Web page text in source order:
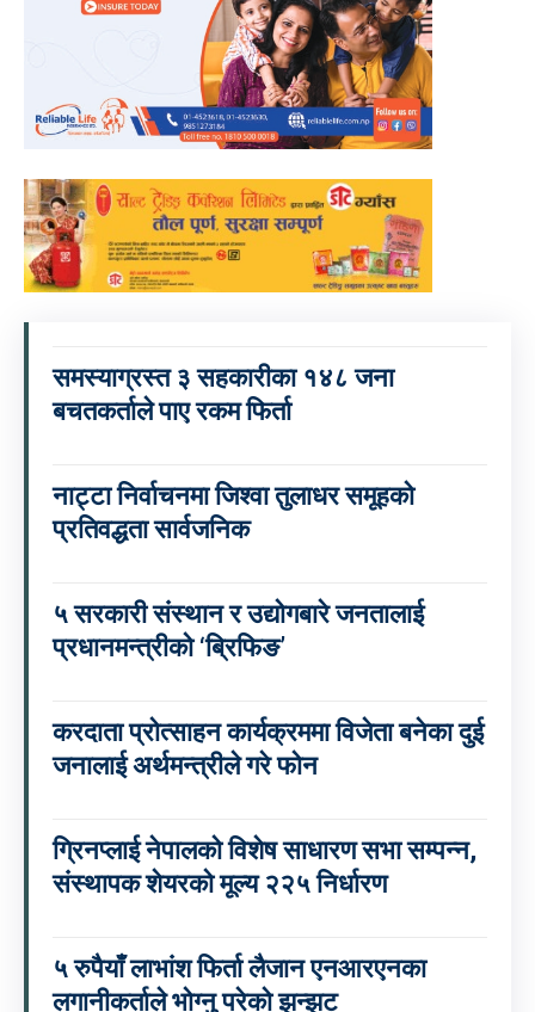
समस्याग्रस्त ३ सहकारीका १४८ जना
बचतकर्ताले पाए रकम फिर्ता
नाट्टा निर्वाचनमा जिश्वा तुलाधर समूहको
प्रतिवद्धता सार्वजनिक
५ सरकारी संस्थान र उद्योगबारे जनतालाई
प्रधानमन्त्रीको ‘ब्रिफिङ’
करदाता प्रोत्साहन कार्यक्रममा विजेता बनेका दुई
जनालाई अर्थमन्त्रीले गरे फोन
ग्रिनप्लाई नेपालको विशेष साधारण सभा सम्पन्न,
संस्थापक शेयरको मूल्य २२५ निर्धारण
५ रुपैयाँ लाभांश फिर्ता लैजान एनआरएनका
लगानीकर्ताले भोग्नु परेको झन्झट